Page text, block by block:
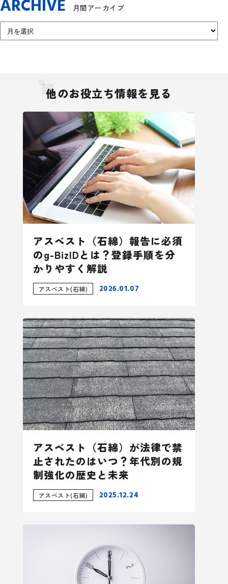
ARCHIVE 月間アーカイブ
他のお役立ち情報を見る
アスベスト（石綿）報告に必須
のg-BizIDとは？登録手順を分
かりやすく解説
アスベスト(石綿) 2026.01.07
アスベスト（石綿）が法律で禁
止されたのはいつ？年代別の規
制強化の歴史と未来
アスベスト(石綿) 2025.12.24